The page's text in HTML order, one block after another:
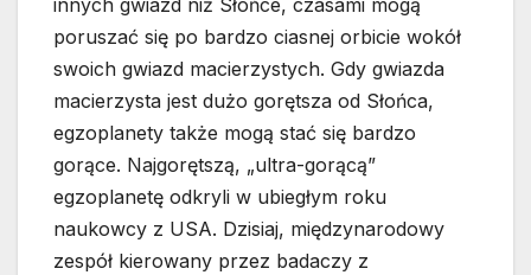
innych gwiazd niż Słońce, czasami mogą
poruszać się po bardzo ciasnej orbicie wokół
swoich gwiazd macierzystych. Gdy gwiazda
macierzysta jest dużo gorętsza od Słońca,
egzoplanety także mogą stać się bardzo
gorące. Najgorętszą, „ultra-gorącą”
egzoplanetę odkryli w ubiegłym roku
naukowcy z USA. Dzisiaj, międzynarodowy
zespół kierowany przez badaczy z